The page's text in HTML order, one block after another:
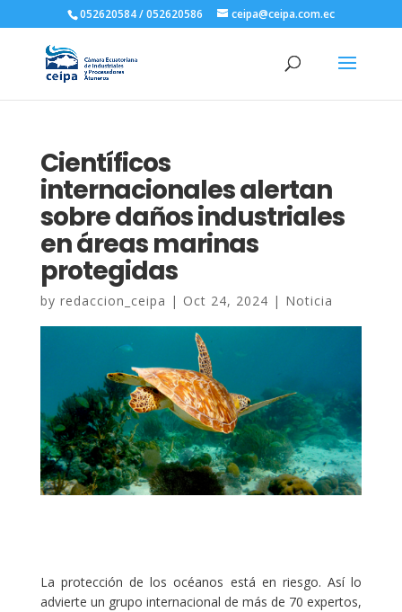
052620584 / 052620586 ceipa@ceipa.com.ec
Científicos
internacionales alertan
sobre daños industriales
en áreas marinas
protegidas
by redaccion_ceipa | Oct 24, 2024 | Noticia
La protección de los océanos está en riesgo. Así lo
advierte un grupo internacional de más de 70 expertos,